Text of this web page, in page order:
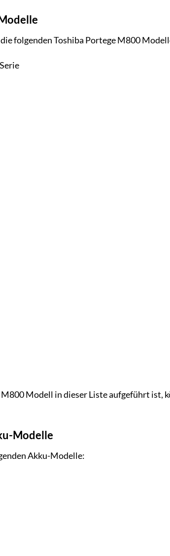
folgenden Toshiba Portege M800
Modell in dieser Liste aufgeführt ist,
Modelle
Akku-Modelle: